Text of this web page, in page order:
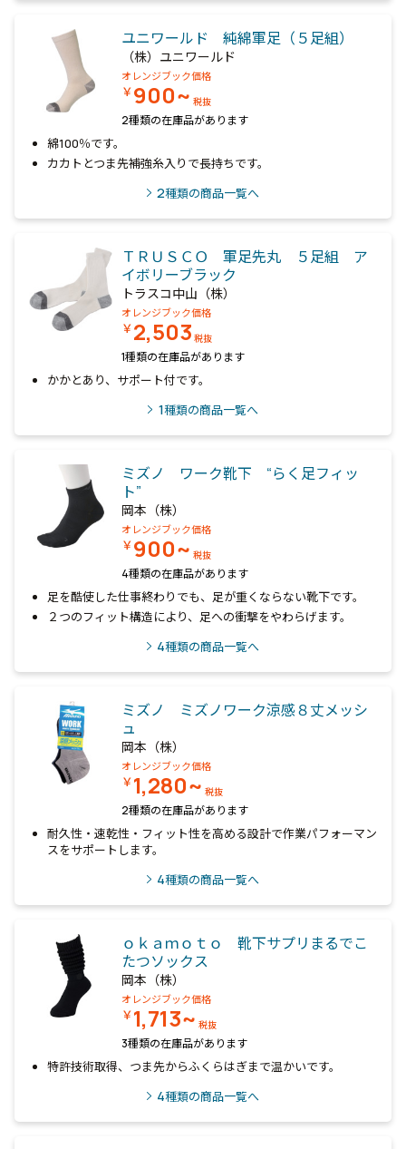
ユニワールド 純綿軍足（５足組）
（株）ユニワールド
オレンジブック価格
￥900~ 税抜
2種類の在庫品があります
綿100％です。
カカトとつま先補強糸入りで長持ちです。
2種類の商品一覧へ
ＴＲＵＳＣＯ 軍足先丸 ５足組 ア
イボリーブラック
トラスコ中山（株）
オレンジブック価格
￥2,503 税抜
1種類の在庫品があります
かかとあり、サポート付です。
1種類の商品一覧へ
ミズノ ワーク靴下 “らく足フィッ
ト”
岡本（株）
オレンジブック価格
￥900~ 税抜
4種類の在庫品があります
足を酷使した仕事終わりでも、足が重くならない靴下です。
２つのフィット構造により、足への衝撃をやわらげます。
4種類の商品一覧へ
ミズノ ミズノワーク涼感８丈メッシ
ュ
岡本（株）
オレンジブック価格
￥1,280~ 税抜
2種類の在庫品があります
耐久性・速乾性・フィット性を高める設計で作業パフォーマン
スをサポートします。
4種類の商品一覧へ
ｏｋａｍｏｔｏ 靴下サプリまるでこ
たつソックス
岡本（株）
オレンジブック価格
￥1,713~ 税抜
3種類の在庫品があります
特許技術取得、つま先からふくらはぎまで温かいです。
4種類の商品一覧へ